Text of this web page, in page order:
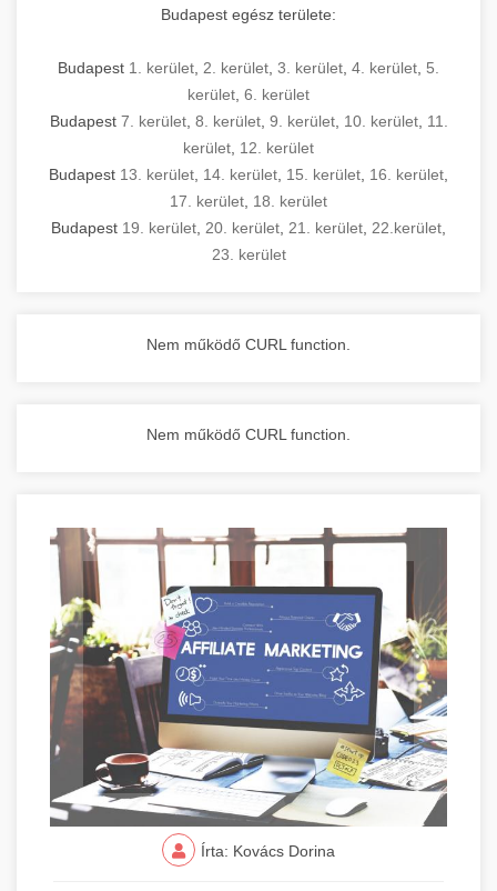
Budapest egész területe:
Budapest 1. kerület 2. kerület 3. kerület 4. kerület 5.
kerület 6. kerület
Budapest 7. kerület, 8. kerület, 9. kerület, 10. kerület, 11.
kerület 12. kerület
Budapest 13. kerület 14. kerület 15. kerület 16. kerület
17. kerület 18. kerület
Budapest 19. kerület 20. kerület 21. kerület 22.kerület
23. kerület
Nem működő CURL function.
Nem működő CURL function.
Írta: Kovács Dorina